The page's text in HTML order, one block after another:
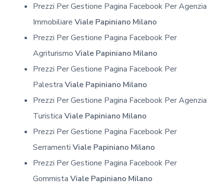
Prezzi Per Gestione Pagina Facebook Per Agenzia
Immobiliare Viale Papiniano Milano
Prezzi Per Gestione Pagina Facebook Per
Agriturismo Viale Papiniano Milano
Prezzi Per Gestione Pagina Facebook Per
Palestra Viale Papiniano Milano
Prezzi Per Gestione Pagina Facebook Per Agenzia
Turistica Viale Papiniano Milano
Prezzi Per Gestione Pagina Facebook Per
Serramenti Viale Papiniano Milano
Prezzi Per Gestione Pagina Facebook Per
Gommista Viale Papiniano Milano